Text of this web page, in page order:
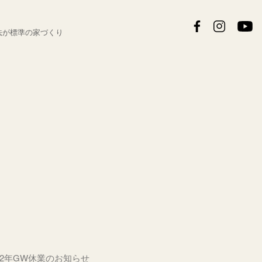
が標準の家づくり
GW休業のお知らせ